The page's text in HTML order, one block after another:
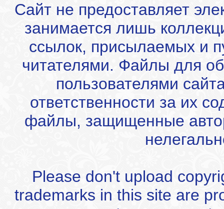
Сайт не предоставляет
занимается лишь
ссылок, присылаемых и
читателями. Файлы для
пользователями
ответственности за их
файлы, защищенные
Please don't upload
trademarks in this site are